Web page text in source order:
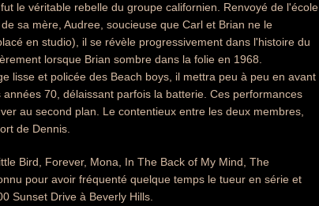
le véritable rebelle du groupe californien. Renvoyé de l'école
sa mère, Audree, soucieuse que Carl et Brian ne le
en studio), il se révèle progressivement dans l'histoire du
lorsque Brian sombre dans la folie en 1968.
lisse et policée des Beach boys, il mettra peu à peu en avant
70, délaissant parfois la batterie. Ces performances
au second plan. Le contentieux entre les deux membres,
de Dennis.
Bird, Forever, Mona, In The Back of My Mind, The
pour avoir fréquenté quelque temps le tueur en série et
Sunset Drive à Beverly Hills.